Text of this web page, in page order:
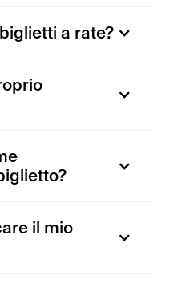
a rate?
il mio